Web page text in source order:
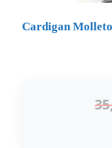
Cardigan